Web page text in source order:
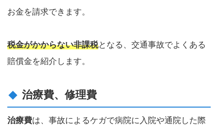
お金を請求できます。
税金がかからない非課税となる、交通事故でよくある
賠償金を紹介します。
治療費、修理費
治療費は、事故によるケガで病院に入院や通院した際